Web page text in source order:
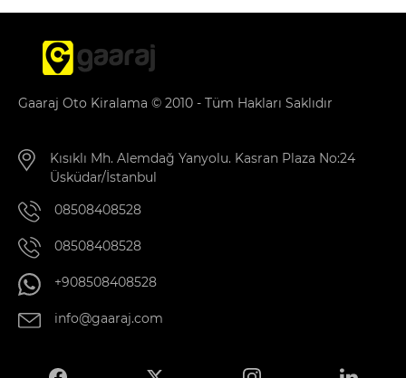
Gaaraj Oto Kiralama © 2010 - Tüm Hakları Saklıdır
Kısıklı Mh. Alemdağ Yanyolu. Kasran Plaza No:24
Üsküdar/İstanbul
08508408528
08508408528
+908508408528
info@gaaraj.com